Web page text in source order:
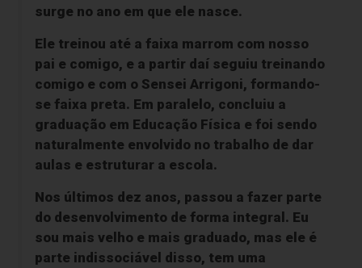
surge no ano em que ele nasce.
Ele treinou até a faixa marrom com nosso
pai e comigo, e a partir daí seguiu treinando
comigo e com o Sensei Arrigoni, formando-
se faixa preta. Em paralelo, concluiu a
graduação em Educação Física e foi sendo
naturalmente envolvido no trabalho de dar
aulas e estruturar a escola.
Nos últimos dez anos, passou a fazer parte
do desenvolvimento de forma integral. Eu
sou mais velho e mais graduado, mas ele é
parte indissociável disso, tem uma